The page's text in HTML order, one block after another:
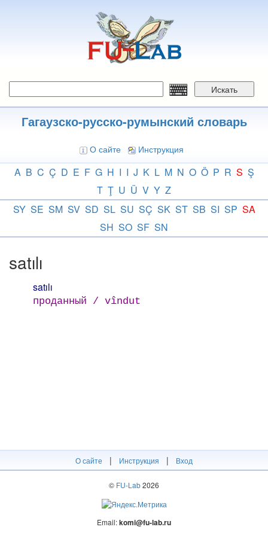
Искать
Гагаузско-русско-румынский словарь
О сайте Инструкция
A B C Ç D E F G H I I J K L M N O Ö P R S Ş
T Ţ U Ü V Y Z
SY SE SM SV SD SL SU SÇ SK ST SB SI SP SA
SH SO SF SN
satılı
satılı
проданный / vîndut
О сайте | Инструкция | Вход
© FU-Lab2026
Email:komi@fu-lab.ru